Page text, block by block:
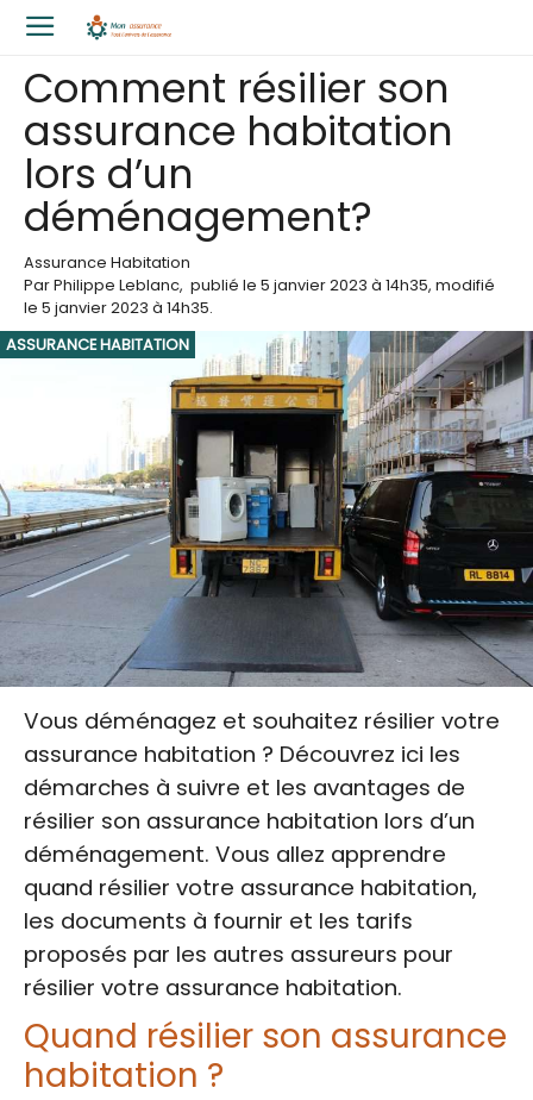
Comment résilier son
assurance habitation
lors d’un
déménagement?
Assurance Habitation
ParPhilippe Leblanc, publié le 5 janvier 2023 à 14h35, modifié
le 5 janvier 2023 à 14h35.
ASSURANCE HABITATION
Vous déménagez et souhaitez résilier votre
assurance habitation ? Découvrez ici les
démarches à suivre et les avantages de
résilier son assurance habitation lors d’un
déménagement. Vous allez apprendre
quand résilier votre assurance habitation,
les documents à fournir et les tarifs
proposés par les autres assureurs pour
résilier votre assurance habitation.
Quand résilier son assurance
habitation ?